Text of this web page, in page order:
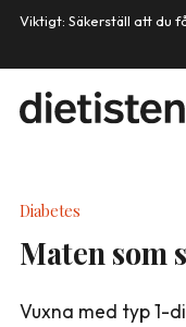
Viktigt: Säkerställ att du
Diabetes
Maten som
Vuxna med typ 1-